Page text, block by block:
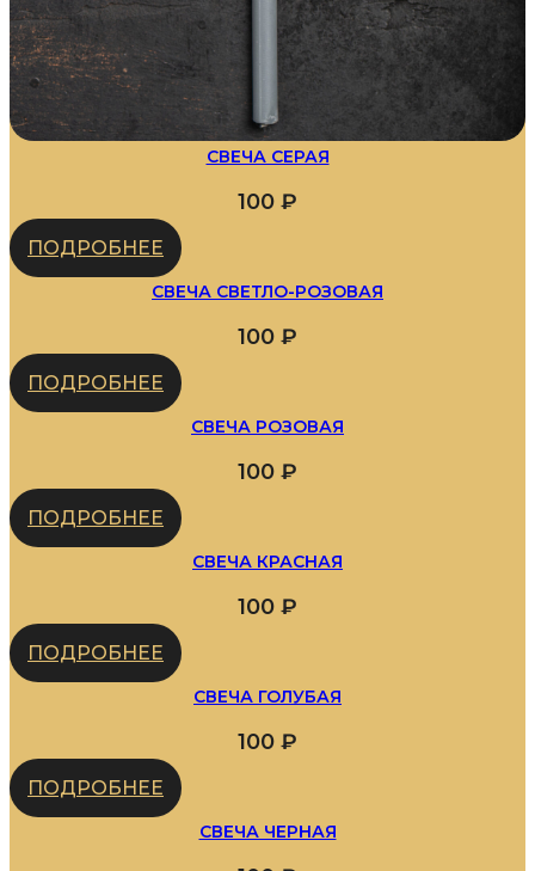
СВЕЧА СЕРАЯ
100 ₽
ПОДРОБНЕЕ
СВЕЧА СВЕТЛО-РОЗОВАЯ
100 ₽
ПОДРОБНЕЕ
СВЕЧА РОЗОВАЯ
100 ₽
ПОДРОБНЕЕ
СВЕЧА КРАСНАЯ
100 ₽
ПОДРОБНЕЕ
СВЕЧА ГОЛУБАЯ
100 ₽
ПОДРОБНЕЕ
СВЕЧА ЧЕРНАЯ